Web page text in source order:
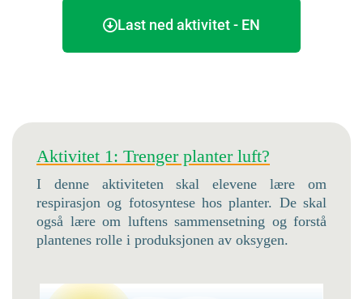
Last ned aktivitet - EN
Aktivitet 1: Trenger planter luft?
I denne aktiviteten skal elevene lære om
respirasjon og fotosyntese hos planter. De skal
også lære om luftens sammensetning og forstå
plantenes rolle i produksjonen av oksygen.